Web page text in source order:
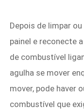
Depois de limpar
painel e reconecte
de combustível
agulha se mover
mover, pode haver
combustível que